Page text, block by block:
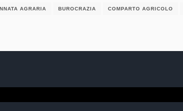
AGRARIA BUROCRAZIA COMPARTO AGRICOLO